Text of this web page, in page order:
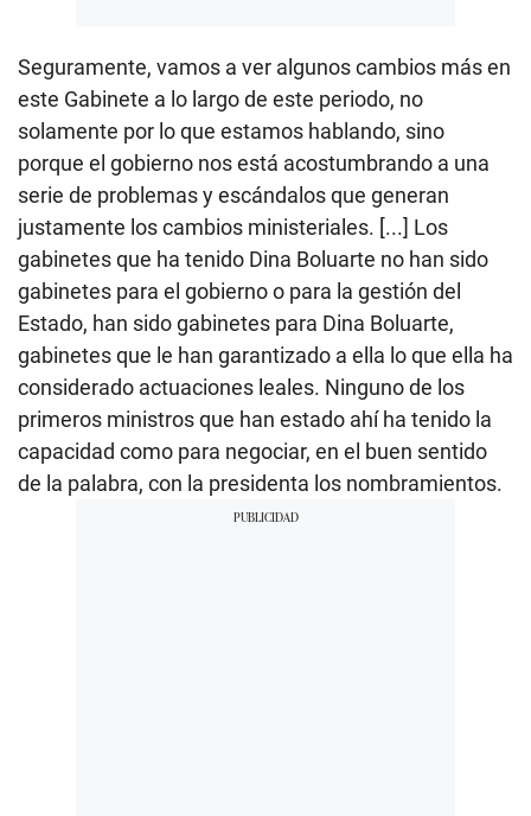
Seguramente, vamos a ver algunos cambios más en
este Gabinete a lo largo de este periodo, no
solamente por lo que estamos hablando, sino
porque el gobierno nos está acostumbrando a una
serie de problemas y escándalos que generan
justamente los cambios ministeriales. [...] Los
gabinetes que ha tenido Dina Boluarte no han sido
gabinetes para el gobierno o para la gestión del
Estado, han sido gabinetes para Dina Boluarte,
gabinetes que le han garantizado a ella lo que ella ha
considerado actuaciones leales. Ninguno de los
primeros ministros que han estado ahí ha tenido la
capacidad como para negociar, en el buen sentido
de la palabra, con la presidenta los nombramientos.